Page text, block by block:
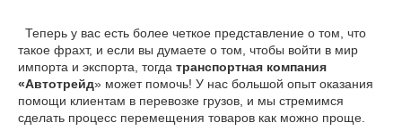
Теперь у вас есть более четкое представление о том, что
такое фрахт, и если вы думаете о том, чтобы войти в мир
импорта и экспорта, тогда транспортная компания
«Автотрейд» может помочь! У нас большой опыт оказания
помощи клиентам в перевозке грузов, и мы стремимся
сделать процесс перемещения товаров как можно проще.